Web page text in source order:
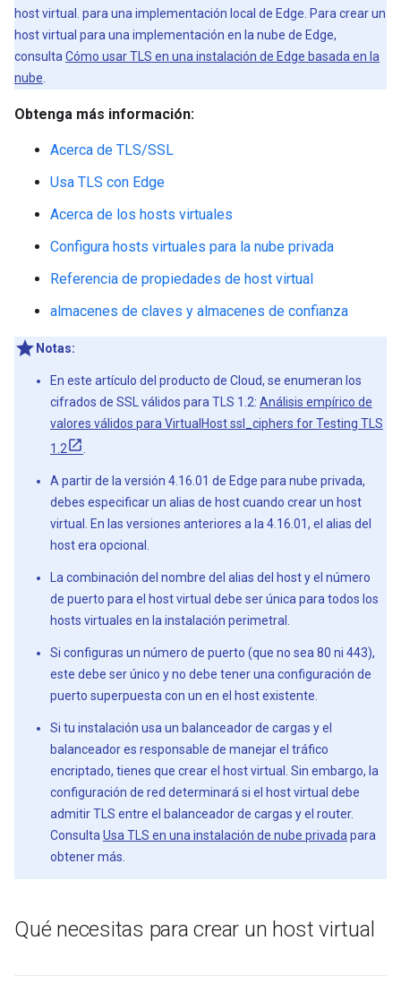
host virtual. para una implementación local de Edge. Para crear un
host virtual para una implementación en la nube de Edge,
consulta Cómo usar TLS en una instalación de Edge basada en la
nube
Obtenga más información:
Acerca de TLS/SSL
Usa TLS con Edge
Acerca de los hosts virtuales
Configura hosts virtuales para la nube privada
Referencia de propiedades de host virtual
almacenes de claves y almacenes de confianza
Notas:
En este artículo del producto de Cloud, se enumeran los
cifrados de SSL válidos para TLS 1.2: Análisis empírico de
valores válidos para VirtualHost ssl_ciphers for Testing TLS
1.2
A partir de la versión 4.16.01 de Edge para nube privada,
debes especificar un alias de host cuando crear un host
virtual. En las versiones anteriores a la 4.16.01, el alias del
host era opcional.
La combinación del nombre del alias del host y el número
de puerto para el host virtual debe ser única para todos los
hosts virtuales en la instalación perimetral.
Si configuras un número de puerto (que no sea 80 ni 443),
este debe ser único y no debe tener una configuración de
puerto superpuesta con un en el host existente.
Si tu instalación usa un balanceador de cargas y el
balanceador es responsable de manejar el tráfico
encriptado, tienes que crear el host virtual. Sin embargo, la
configuración de red determinará si el host virtual debe
admitir TLS entre el balanceador de cargas y el router.
Consulta Usa TLS en una instalación de nube privada para
obtener más.
Qué necesitas para crear un host virtual